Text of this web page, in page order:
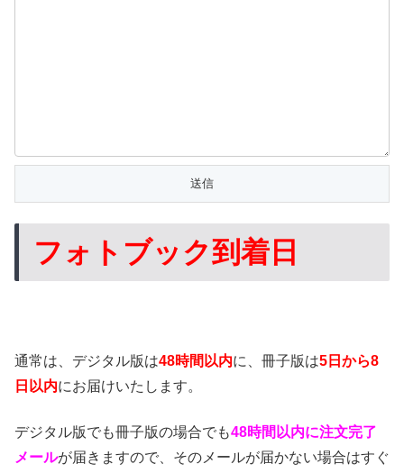
フォトブック到着日
通常は、デジタル版は48時間以内に、冊子版は5日から8
日以内にお届けいたします。
デジタル版でも冊子版の場合でも48時間以内に注文完了
メールが届きますので、そのメールが届かない場合はすぐ